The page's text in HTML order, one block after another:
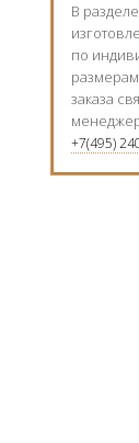
В
по
заказа
+7(495)